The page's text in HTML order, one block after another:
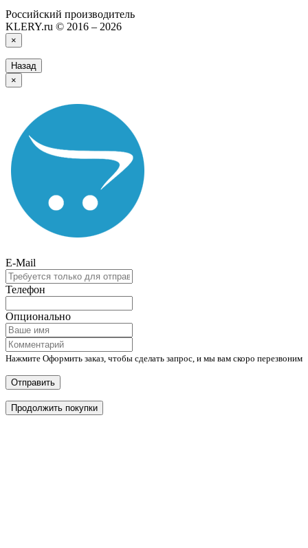
Российский производитель
KLERY.ru © 2016 – 2026
×
Назад
×
E-Mail
Телефон
Опционально
Нажмите Оформить заказ, чтобы сделать запрос, и мы вам скоро перезвоним
Отправить
Продолжить покупки